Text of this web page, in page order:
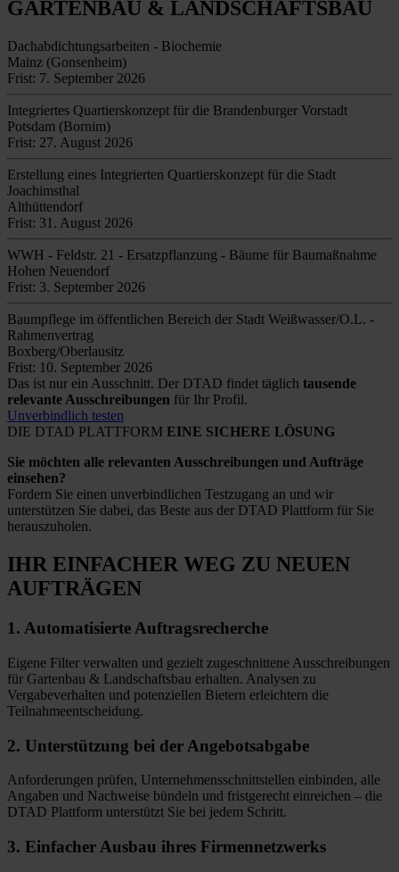
GARTENBAU & LANDSCHAFTSBAU
Dachabdichtungsarbeiten - Biochemie
Mainz (Gonsenheim)
Frist: 7. September 2026
Integriertes Quartierskonzept für die Brandenburger Vorstadt
Potsdam (Bornim)
Frist: 27. August 2026
Erstellung eines Integrierten Quartierskonzept für die Stadt
Joachimsthal
Althüttendorf
Frist: 31. August 2026
WWH - Feldstr. 21 - Ersatzpflanzung - Bäume für Baumaßnahme
Hohen Neuendorf
Frist: 3. September 2026
Baumpflege im öffentlichen Bereich der Stadt Weißwasser/O.L. -
Rahmenvertrag
Boxberg/Oberlausitz
Frist: 10. September 2026
Das ist nur ein Ausschnitt. Der DTAD findet täglich tausende
relevante Ausschreibungen für Ihr Profil.
Unverbindlich testen
DIE DTAD PLATTFORM EINE SICHERE LÖSUNG
Sie möchten alle relevanten Ausschreibungen und Aufträge
einsehen?
Fordern Sie einen unverbindlichen Testzugang an und wir
unterstützen Sie dabei, das Beste aus der DTAD Plattform für Sie
herauszuholen.
IHR EINFACHER WEG ZU NEUEN
AUFTRÄGEN
1. Automatisierte Auftragsrecherche
Eigene Filter verwalten und gezielt zugeschnittene Ausschreibungen
für Gartenbau & Landschaftsbau erhalten. Analysen zu
Vergabeverhalten und potenziellen Bietern erleichtern die
Teilnahmeentscheidung.
2. Unterstützung bei der Angebotsabgabe
Anforderungen prüfen, Unternehmensschnittstellen einbinden, alle
Angaben und Nachweise bündeln und fristgerecht einreichen – die
DTAD Plattform unterstützt Sie bei jedem Schritt.
3. Einfacher Ausbau ihres Firmennetzwerks